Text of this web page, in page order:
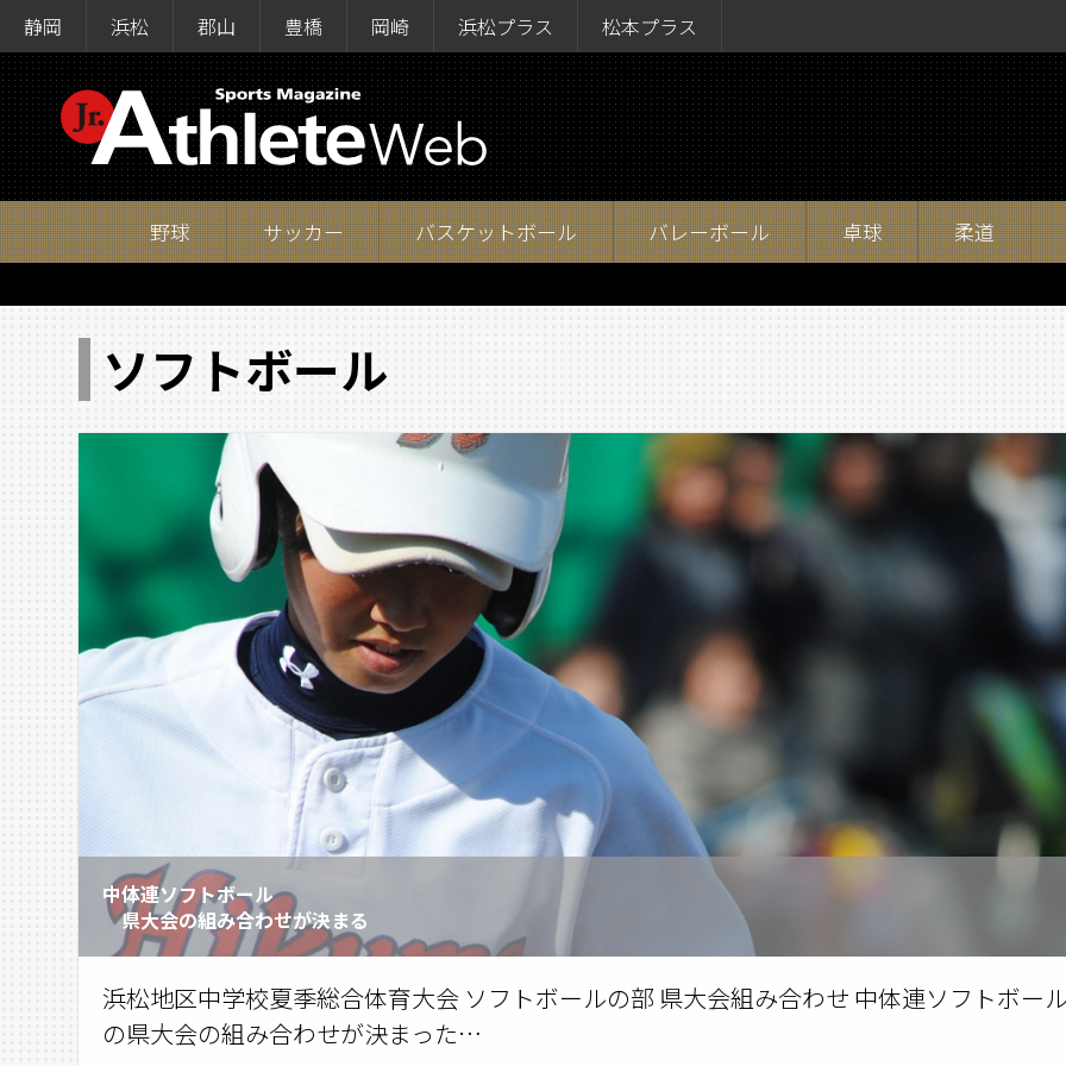
静岡 浜松 郡山 豊橋 岡崎 浜松プラス 松本プラス
野球 サッカー バスケットボール バレーボール 卓球 柔道
ソフトボール
中体連ソフトボール
県大会の組み合わせが決まる
浜松地区中学校夏季総合体育大会 ソフトボールの部 県大会組み合わせ 中体連ソフトボー
の県大会の組み合わせが決まった…